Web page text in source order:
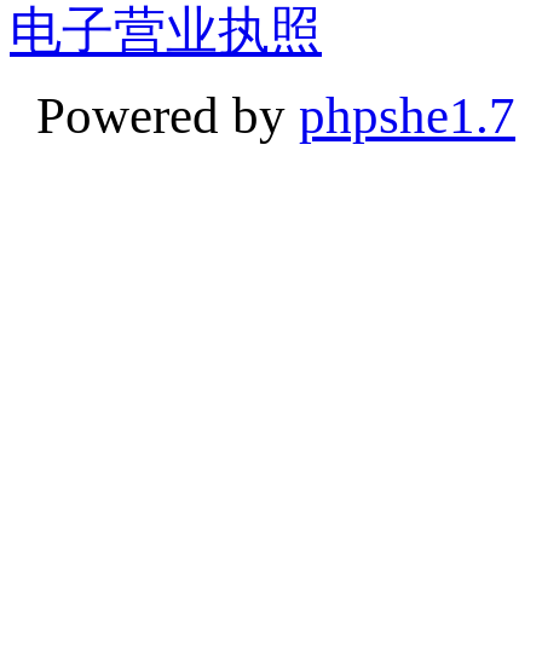
电子营业执照
Powered by phpshe1.7